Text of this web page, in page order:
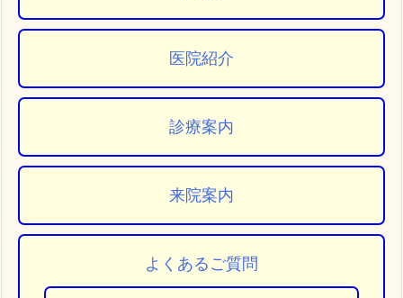
医院紹介
診療案内
来院案内
よくあるご質問